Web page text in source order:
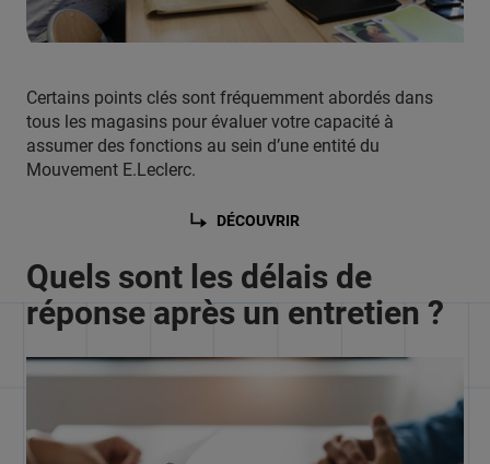
Certains points clés sont fréquemment abordés dans
tous les magasins pour évaluer votre capacité à
assumer des fonctions au sein d’une entité du
Mouvement E.Leclerc.
DÉCOUVRIR
Quels sont les délais de
réponse après un entretien ?